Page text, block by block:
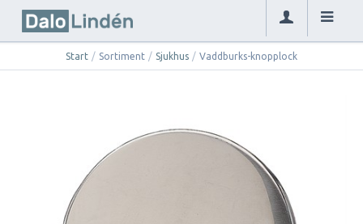
Start / Sortiment / Sjukhus / Vaddburks-knopplock